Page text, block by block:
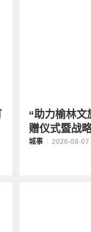
“助力榆林文
赠仪式暨战
城事 2026-08-07